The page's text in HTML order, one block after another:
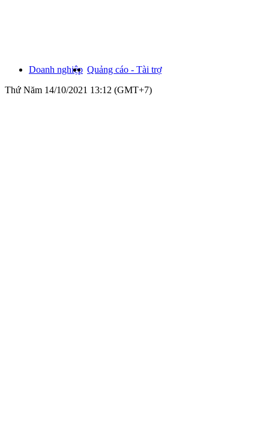
Doanh nghiệp Quảng cáo - Tài trợ
Thứ Năm 14/10/2021 13:12 (GMT+7)